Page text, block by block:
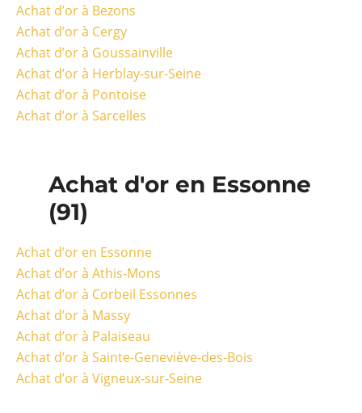
Achat d’or à Bezons
Achat d’or à Cergy
Achat d’or à Goussainville
Achat d’or à Herblay-sur-Seine
Achat d’or à Pontoise
Achat d’or à Sarcelles
Achat d'or en Essonne
(91)
Achat d’or en Essonne
Achat d’or à Athis-Mons
Achat d’or à Corbeil Essonnes
Achat d’or à Massy
Achat d’or à Palaiseau
Achat d’or à Sainte-Geneviève-des-Bois
Achat d’or à Vigneux-sur-Seine